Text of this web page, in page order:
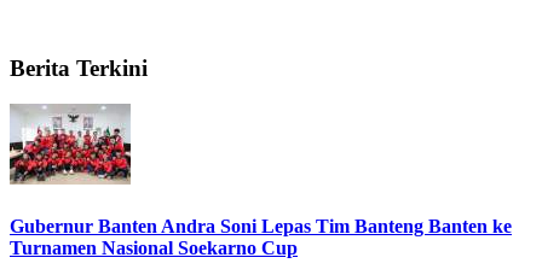
Berita Terkini
Gubernur Banten Andra Soni Lepas Tim Banteng Banten ke
Turnamen Nasional Soekarno Cup